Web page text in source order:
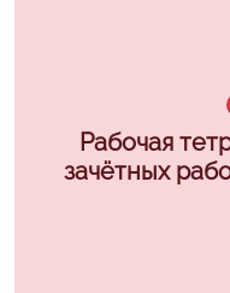
Рабочая
зачётных